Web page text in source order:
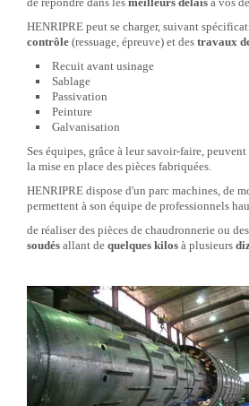
HENRIPRE peut se charger, suivant
contrôle (ressuage, épreuve) et des travaux
Recuit avant usinage
Sablage
Passivation
Peinture
Galvanisation
Ses équipes, grâce à leur savoir-faire,
la mise en place des pièces fabriquées.
HENRIPRE dispose d'un parc machines, de
permettent à son équipe de professionnels
de réaliser des pièces de chaudronnerie ou des
soudés allant de quelques kilos à plusieurs